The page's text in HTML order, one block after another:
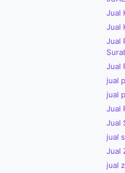
Jual
Jual
Jual
Jual
jual
jual
Jual
Jual
jual
Jual
jual